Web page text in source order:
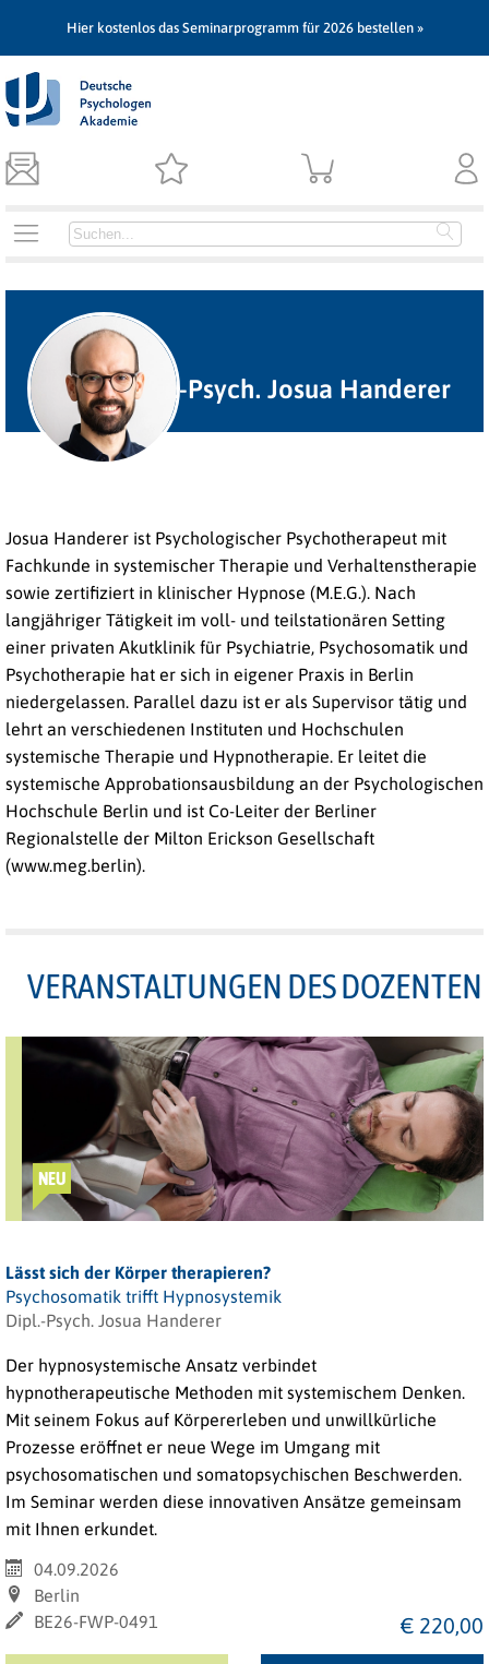
Hier kostenlos das Seminarprogramm für 2026 bestellen »
Dipl.-Psych. Josua Handerer
Josua Handerer ist Psychologischer Psychotherapeut mit
Fachkunde in systemischer Therapie und Verhaltenstherapie
sowie zertifiziert in klinischer Hypnose (M.E.G.). Nach
langjähriger Tätigkeit im voll- und teilstationären Setting
einer privaten Akutklinik für Psychiatrie, Psychosomatik und
Psychotherapie hat er sich in eigener Praxis in Berlin
niedergelassen. Parallel dazu ist er als Supervisor tätig und
lehrt an verschiedenen Instituten und Hochschulen
systemische Therapie und Hypnotherapie. Er leitet die
systemische Approbationsausbildung an der Psychologischen
Hochschule Berlin und ist Co-Leiter der Berliner
Regionalstelle der Milton Erickson Gesellschaft
(www.meg.berlin).
VERANSTALTUNGEN DES DOZENTEN
NEU
Lässt sich der Körper therapieren?
Psychosomatik trifft Hypnosystemik
Dipl.-Psych. Josua Handerer
Der hypnosystemische Ansatz verbindet
hypnotherapeutische Methoden mit systemischem Denken.
Mit seinem Fokus auf Körpererleben und unwillkürliche
Prozesse eröffnet er neue Wege im Umgang mit
psychosomatischen und somatopsychischen Beschwerden.
Im Seminar werden diese innovativen Ansätze gemeinsam
mit Ihnen erkundet.
04.09.2026
Berlin
BE26-FWP-0491
€ 220,00